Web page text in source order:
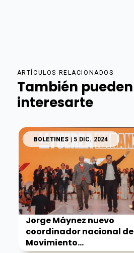
ARTÍCULOS RELACIONADOS
También pueden
interesarte
BOLETINES| 5 DIC. 2024
Jorge Máynez nuevo
coordinador nacional de
Movimiento...